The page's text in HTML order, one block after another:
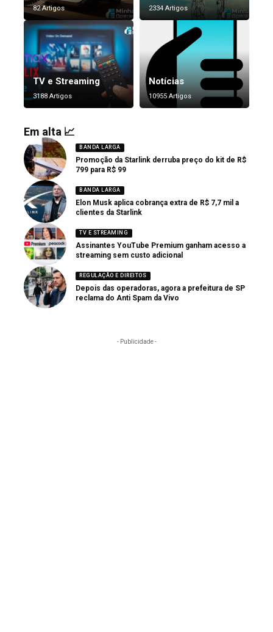
82 Artigos 2334 Artigos
TV e Streaming
3188 Artigos
Notícias
10955 Artigos
Em alta 📈
BANDA LARGA
Promoção da Starlink derruba preço do kit de R$
799 para R$ 99
BANDA LARGA
Elon Musk aplica cobrança extra de R$ 7,7 mil a
clientes da Starlink
TV E STREAMING
Assinantes YouTube Premium ganham acesso a
streaming sem custo adicional
REGULAÇÃO E DIREITOS
Depois das operadoras, agora a prefeitura de SP
reclama do Anti Spam da Vivo
- Publicidade -